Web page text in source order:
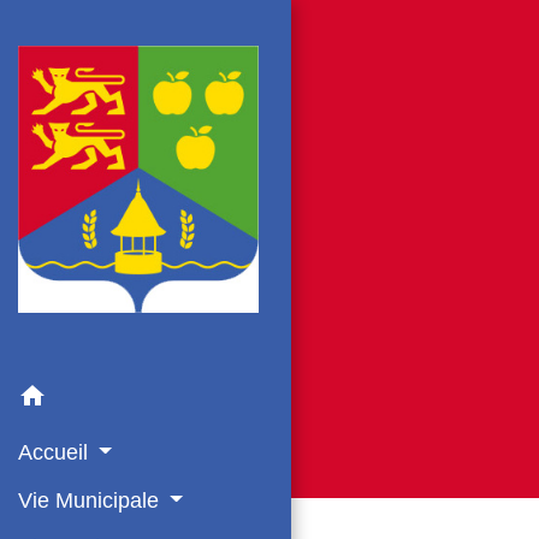
home
Accueil
Vie Municipale